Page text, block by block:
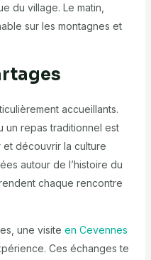
du village. Le matin,
sur les montagnes et
accueillants.
un repas traditionnel est
et découvrir la culture
autour de l’histoire du
chaque rencontre
une visite en Cevennes
Ces échanges te